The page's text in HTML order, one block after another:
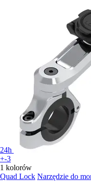
24h
+-3
1 kolorów
Quad Lock Narzędzie do